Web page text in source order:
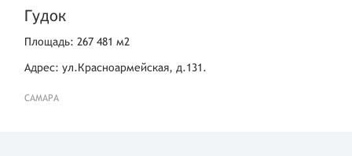
Гудок
Площадь: 267 481 м2
Адрес: ул.Красноармейская, д.131.
САМАРА